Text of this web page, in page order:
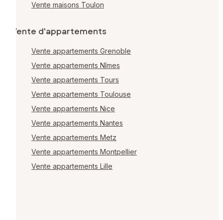
Vente maisons Toulon
Vente d'appartements
Vente appartements Grenoble
Vente appartements Nîmes
Vente appartements Tours
Vente appartements Toulouse
Vente appartements Nice
Vente appartements Nantes
Vente appartements Metz
Vente appartements Montpellier
Vente appartements Lille